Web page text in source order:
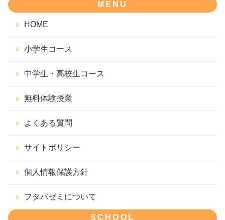
MENU
HOME
小学生コース
中学生・高校生コース
無料体験授業
よくある質問
サイトポリシー
個人情報保護方針
フタバゼミについて
SCHOOL